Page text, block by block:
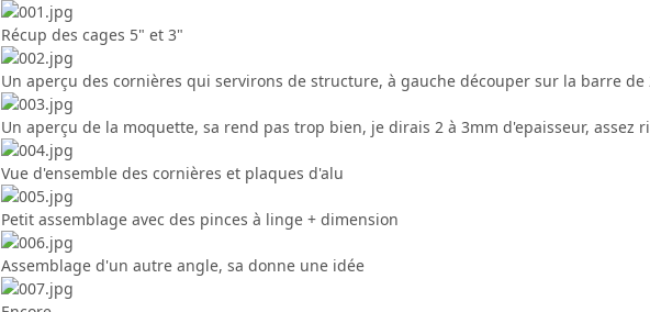
Récup des cages 5" et 3"
Un aperçu des cornières qui servirons de structure, à gauche découper sur la barre
Un aperçu de la moquette, sa rend pas trop bien, je dirais 2 à 3mm d'epaisseur,
Vue d'ensemble des cornières et plaques d'alu
Petit assemblage avec des pinces à linge + dimension
Assemblage d'un autre angle, sa donne une idée